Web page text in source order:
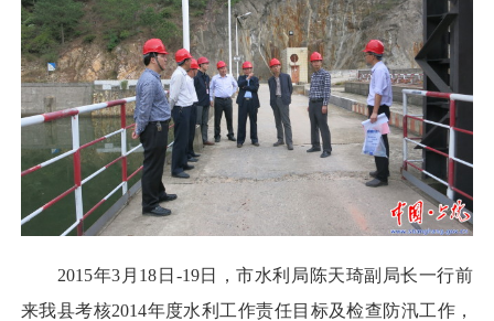
201 5年3 月 18日 -19日，市水利局陈天琦副局长一行前
来我县考核2014年度水利工作责任目标及检查防汛工作，